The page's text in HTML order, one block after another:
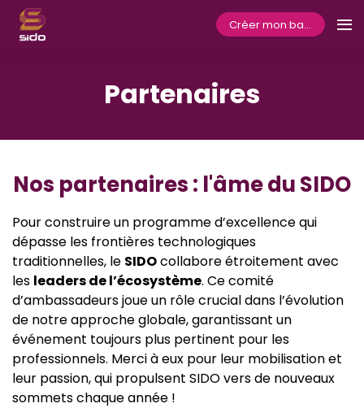
Créer mon badge
Partenaires
Nos partenaires : l'âme du SIDO
Pour construire un programme d’excellence qui
dépasse les frontières technologiques
traditionnelles, le SIDOcollabore étroitement avec
les leaders de l’écosystème. Ce comité
d’ambassadeurs joue un rôle crucial dans l’évolution
de notre approche globale, garantissant un
événement toujours plus pertinent pour les
professionnels. Merci à eux pour leur mobilisation et
leur passion, qui propulsent SIDO vers de nouveaux
sommets chaque année !